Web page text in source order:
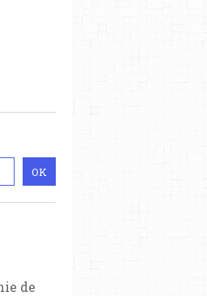
de